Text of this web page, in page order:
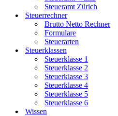
Steueramt Zürich
Steuerrechner
Brutto Netto Rechner
Formulare
Steuerarten
Steuerklassen
Steuerklasse 1
Steuerklasse 2
Steuerklasse 3
Steuerklasse 4
Steuerklasse 5
Steuerklasse 6
Wissen